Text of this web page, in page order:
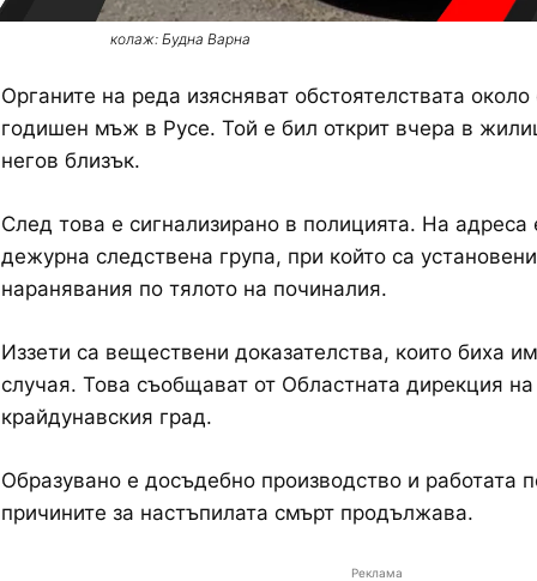
колаж: Будна Варна
Органите на реда изясняват обстоятелствата
годишен мъж в Русе. Той е бил открит вчера в
негов близък.
След това е сигнализирано в полицията. На адреса
дежурна следствена група, при който са
наранявания по тялото на починалия.
Иззети са веществени доказателства, които биха
случая. Това съобщават от Областната дирекция
крайдунавския град.
Образувано е досъдебно производство и работата
причините за настъпилата смърт продължава.
Реклама